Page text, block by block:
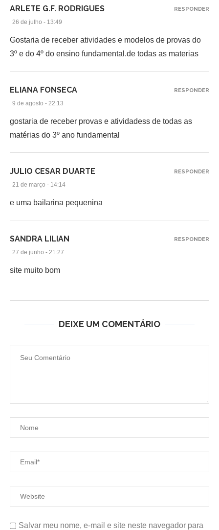
ARLETE G.F. RODRIGUES
26 de julho - 13:49
Gostaria de receber atividades e modelos de provas do
3º e do 4º do ensino fundamental.de todas as materias
RESPONDER
ELIANA FONSECA
9 de agosto - 22:13
gostaria de receber provas e atividadess de todas as
matérias do 3º ano fundamental
RESPONDER
JULIO CESAR DUARTE
21 de março - 14:14
e uma bailarina pequenina
RESPONDER
SANDRA LILIAN
27 de junho - 21:27
site muito bom
RESPONDER
DEIXE UM COMENTÁRIO
Salvar meu nome, e-mail e site neste navegador para